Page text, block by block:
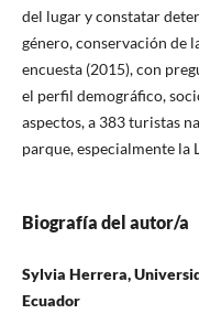
del lugar y constatar
género, conservación de
encuesta (2015), con
el perfil demográfico,
aspectos, a 383 turistas
parque, especialmente la
Biografía del autor/a
Sylvia Herrera,
Ecuador